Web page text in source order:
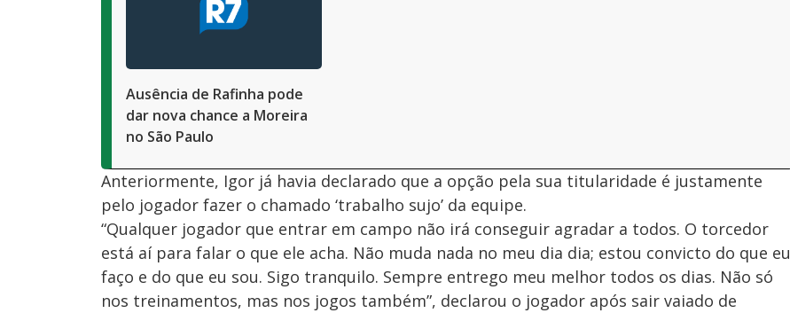
Ausência de Rafinha pode
dar nova chance a Moreira
no São Paulo
Anteriormente, Igor já havia declarado que a opção pela sua titularidade é justamente
pelo jogador fazer o chamado ‘trabalho sujo’ da equipe.
“Qualquer jogador que entrar em campo não irá conseguir agradar a todos. O torcedor
está aí para falar o que ele acha. Não muda nada no meu dia dia; estou convicto do que eu
faço e do que eu sou. Sigo tranquilo. Sempre entrego meu melhor todos os dias. Não só
nos treinamentos, mas nos jogos também”, declarou o jogador após sair vaiado de